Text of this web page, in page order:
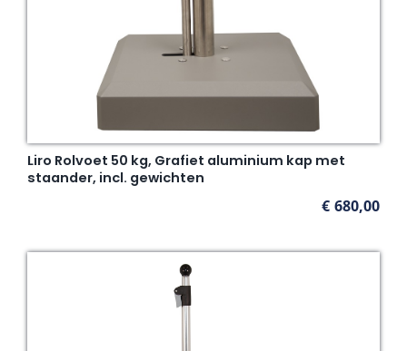
Liro Rolvoet 50 kg, Grafiet aluminium kap met
staander, incl. gewichten
€ 680,00